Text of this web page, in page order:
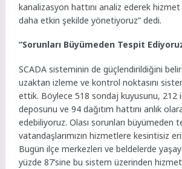
kanalizasyon hattını analiz ederek
daha etkin şekilde yönetiyoruz” dedi.
“Sorunları Büyümeden Tespit
SCADA sisteminin de güçlendirildiğini
uzaktan izleme ve kontrol noktasını
ettik. Böylece 518 sondaj kuyusunu, 212
deposunu ve 94 dağıtım hattını anlık
edebiliyoruz. Olası sorunları büyümeden
vatandaşlarımızın hizmetlere kesintisiz
Bugün ilçe merkezleri ve beldelerde
yüzde 87’sine bu sistem üzerinden